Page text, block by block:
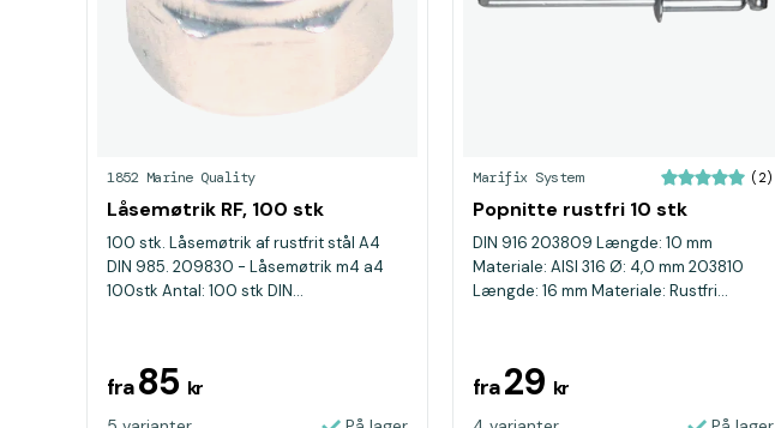
1852 Marine Quality
Låsemøtrik RF, 100 stk
100 stk. Låsemøtrik af rustfrit stål A4
DIN 985. 209830 - Låsemøtrik m4 a4
100stk Antal: 100 stk DIN...
fra85 kr
Marifix System (2)
Popnitte rustfri 10 stk
DIN 916 203809 Længde: 10 mm
Materiale: AISI 316 Ø: 4,0 mm 203810
Længde: 16 mm Materiale: Rustfri...
fra29 kr